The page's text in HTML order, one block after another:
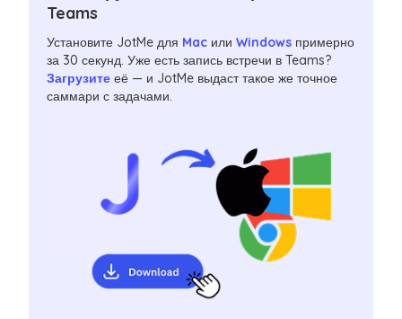
Teams
Установите JotMe для Mac илиWindows примерно
за 30 секунд. Уже есть запись встречи в Teams?
Загрузите её — и JotMe выдаст такое же точное
саммари с задачами.